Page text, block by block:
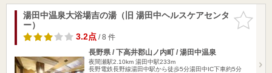
お気に入
りに追加
湯田中温泉大浴場吉の湯（旧 湯田中ヘルスケアセンタ
ー）
3.2点/ 8 件
長野県 / 下高井郡山ノ内町 / 湯田中温泉
夜間瀬駅2.10km 湯田中駅233m
長野電鉄長野線湯田中駅から徒歩5分湯田中IC下車約5分